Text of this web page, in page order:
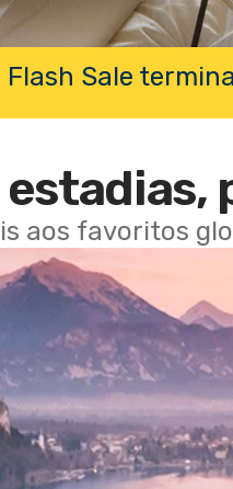
Flash Sale
aos favoritos